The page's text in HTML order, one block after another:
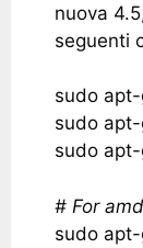
nuova
seguenti
sudo
sudo
sudo
# For
sudo